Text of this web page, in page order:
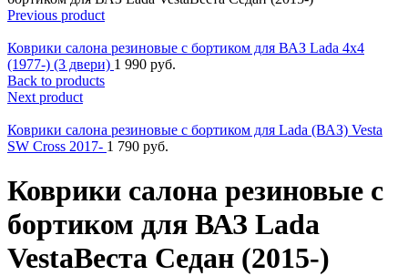
Previous product
Коврики салона резиновые с бортиком для ВАЗ Lada 4x4
(1977-) (3 двери) 1 990 руб.
Back to products
Next product
Коврики салона резиновые с бортиком для Lada (ВАЗ) Vesta
SW Cross 2017- 1 790 руб.
Коврики салона резиновые с
бортиком для ВАЗ Lada
VestaВеста Седан (2015-)